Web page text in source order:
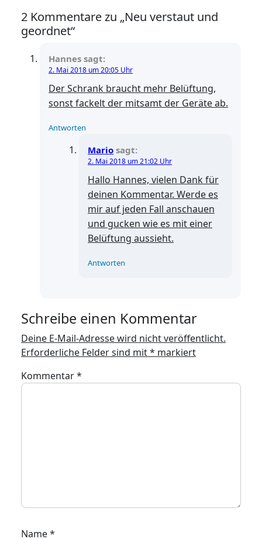
2 Kommentare zu „Neu verstaut und
geordnet“
Hannes sagt:
2. Mai 2018 um 20:05 Uhr
Der Schrank braucht mehr Belüftung,
sonst fackelt der mitsamt der Geräte ab.
Antworten
Mario sagt:
2. Mai 2018 um 21:02 Uhr
Hallo Hannes, vielen Dank für
deinen Kommentar. Werde es
mir auf jeden Fall anschauen
und gucken wie es mit einer
Belüftung aussieht.
Antworten
Schreibe einen Kommentar
Deine E-Mail-Adresse wird nicht veröffentlicht.
Erforderliche Felder sind mit* markiert
Kommentar*
Name*